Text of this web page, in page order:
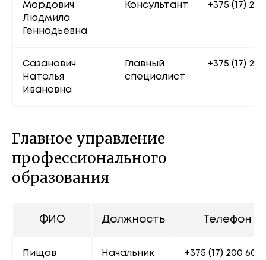
Мордович
Людмила
Геннадьевна
Консультант +375 (17)
Сазанович
Наталья
Ивановна
Главный
специалист
+375 (17)
Главное управление
профессионального
образования
ФИО Должность Телефон
Пищов
Начальник
+375 (17) 200 60